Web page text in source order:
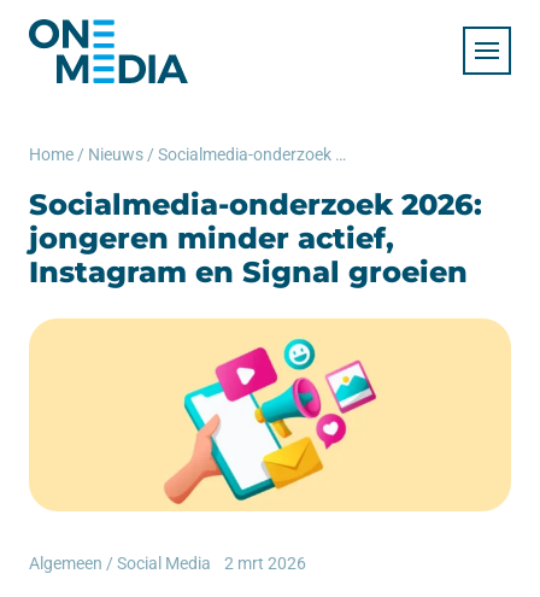
Home / Nieuws / Socialmedia-onderzoek 2026: jongeren minder actief, Instagram en Signal groeien
Socialmedia-onderzoek 2026:
jongeren minder actief,
Instagram en Signal groeien
Algemeen / Social Media 2 mrt 2026